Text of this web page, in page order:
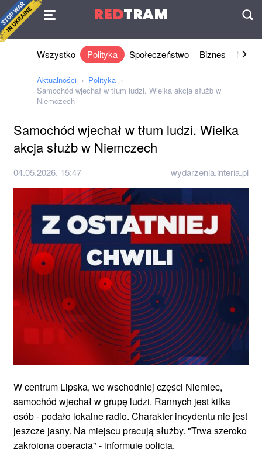
REDTRAM
Umowa
Wszystko Polityka Społeczeństwo Biznes Nauki
Aktualności
Polityka
Samochód wjechał w tłum ludzi. Wielka akcja służb w
Niemczech
Samochód wjechał w tłum ludzi. Wielka
akcja służb w Niemczech
04.05.2026, 15:47 wydarzenia.interia.pl
W centrum Lipska, we wschodniej części Niemiec,
samochód wjechał w grupę ludzi. Rannych jest kilka
osób - podało lokalne radio. Charakter incydentu nie jest
jeszcze jasny. Na miejscu pracują służby. "Trwa szeroko
zakrojona operacja" - informuje policja.